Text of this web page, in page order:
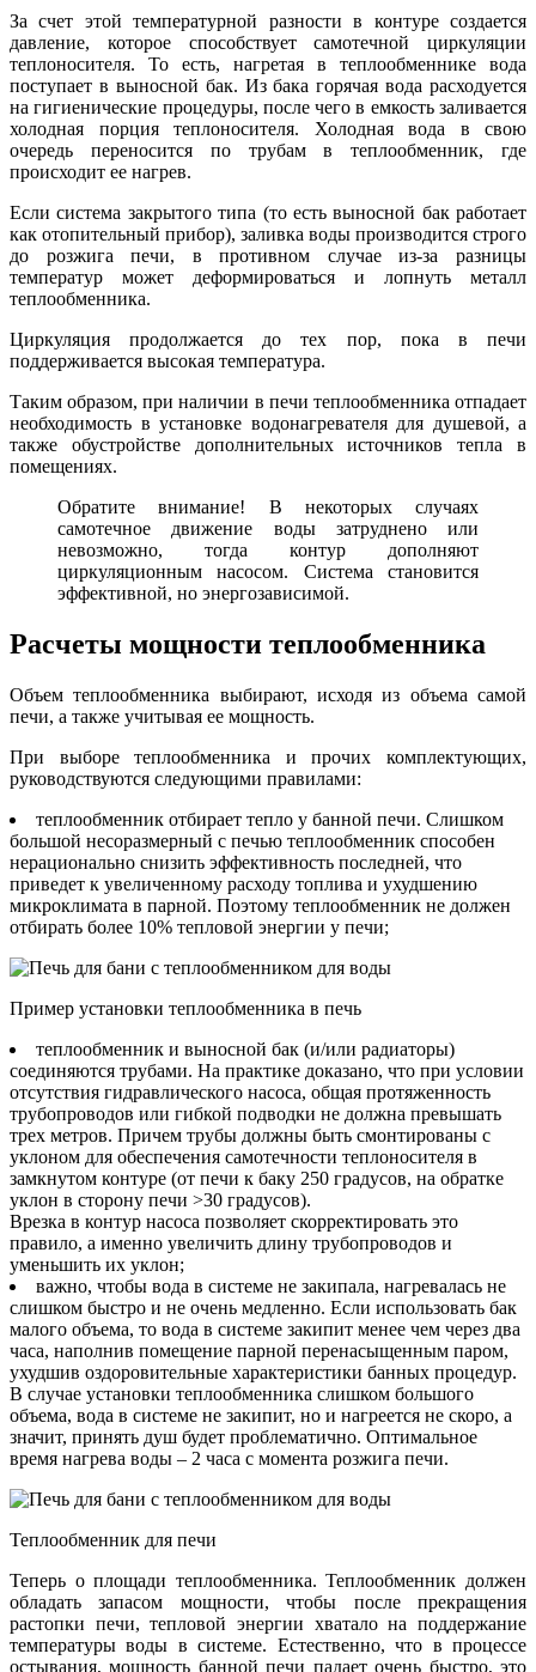
За счет этой температурной разности в контуре создается
давление, которое способствует самотечной циркуляции
теплоносителя. То есть, нагретая в теплообменнике вода
поступает в выносной бак. Из бака горячая вода расходуется
на гигиенические процедуры, после чего в емкость заливается
холодная порция теплоносителя. Холодная вода в свою
очередь переносится по трубам в теплообменник, где
происходит ее нагрев.
Если система закрытого типа (то есть выносной бак работает
как отопительный прибор), заливка воды производится строго
до розжига печи, в противном случае из-за разницы
температур может деформироваться и лопнуть металл
теплообменника.
Циркуляция продолжается до тех пор, пока в печи
поддерживается высокая температура.
Таким образом, при наличии в печи теплообменника отпадает
необходимость в установке водонагревателя для душевой, а
также обустройстве дополнительных источников тепла в
помещениях.
Обратите внимание! В некоторых случаях
самотечное движение воды затруднено или
невозможно, тогда контур дополняют
циркуляционным насосом. Система становится
эффективной, но энергозависимой.
Расчеты мощности теплообменника
Объем теплообменника выбирают, исходя из объема самой
печи, а также учитывая ее мощность.
При выборе теплообменника и прочих комплектующих,
руководствуются следующими правилами:
теплообменник отбирает тепло у банной печи. Слишком
большой несоразмерный с печью теплообменник способен
нерационально снизить эффективность последней, что
приведет к увеличенному расходу топлива и ухудшению
микроклимата в парной. Поэтому теплообменник не должен
отбирать более 10% тепловой энергии у печи;
Пример установки теплообменника в печь
теплообменник и выносной бак (и/или радиаторы)
соединяются трубами. На практике доказано, что при условии
отсутствия гидравлического насоса, общая протяженность
трубопроводов или гибкой подводки не должна превышать
трех метров. Причем трубы должны быть смонтированы с
уклоном для обеспечения самотечности теплоносителя в
замкнутом контуре (от печи к баку 250 градусов, на обратке
уклон в сторону печи >30 градусов).
Врезка в контур насоса позволяет скорректировать это
правило, а именно увеличить длину трубопроводов и
уменьшить их уклон;
важно, чтобы вода в системе не закипала, нагревалась не
слишком быстро и не очень медленно. Если использовать бак
малого объема, то вода в системе закипит менее чем через два
часа, наполнив помещение парной перенасыщенным паром,
ухудшив оздоровительные характеристики банных процедур.
В случае установки теплообменника слишком большого
объема, вода в системе не закипит, но и нагреется не скоро, а
значит, принять душ будет проблематично. Оптимальное
время нагрева воды – 2 часа с момента розжига печи.
Теплообменник для печи
Теперь о площади теплообменника. Теплообменник должен
обладать запасом мощности, чтобы после прекращения
растопки печи, тепловой энергии хватало на поддержание
температуры воды в системе. Естественно, что в процессе
остывания, мощность банной печи падает очень быстро, это